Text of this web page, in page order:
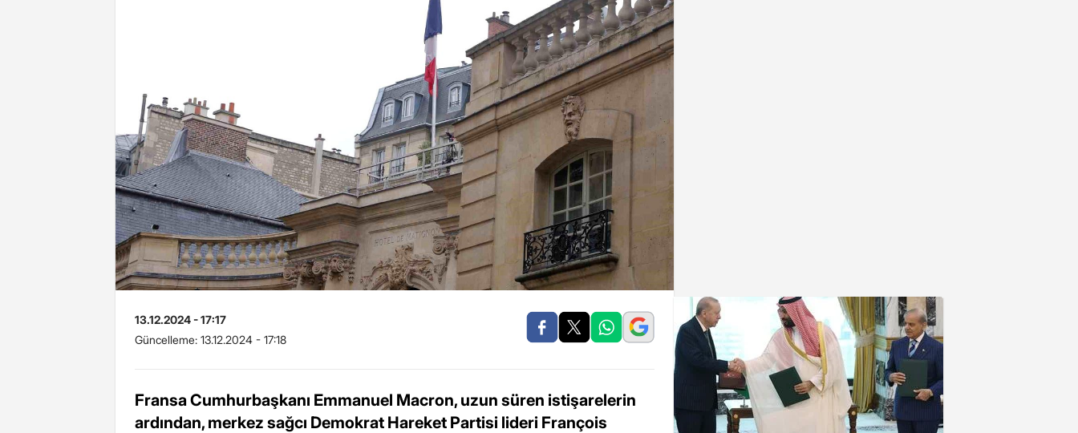
13.12.2024 - 17:17
Güncelleme: 13.12.2024 - 17:18
Fransa Cumhurbaşkanı Emmanuel Macron, uzun süren istişarelerin
ardından, merkez sağcı Demokrat Hareket Partisi lideri François